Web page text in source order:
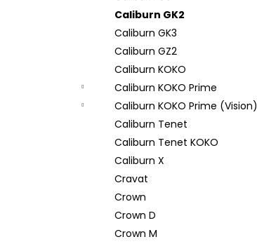
Caliburn GK2
Caliburn GK3
Caliburn GZ2
Caliburn KOKO
Caliburn KOKO Prime
Caliburn KOKO Prime (Vision)
Caliburn Tenet
Caliburn Tenet KOKO
Caliburn X
Cravat
Crown
Crown D
Crown M